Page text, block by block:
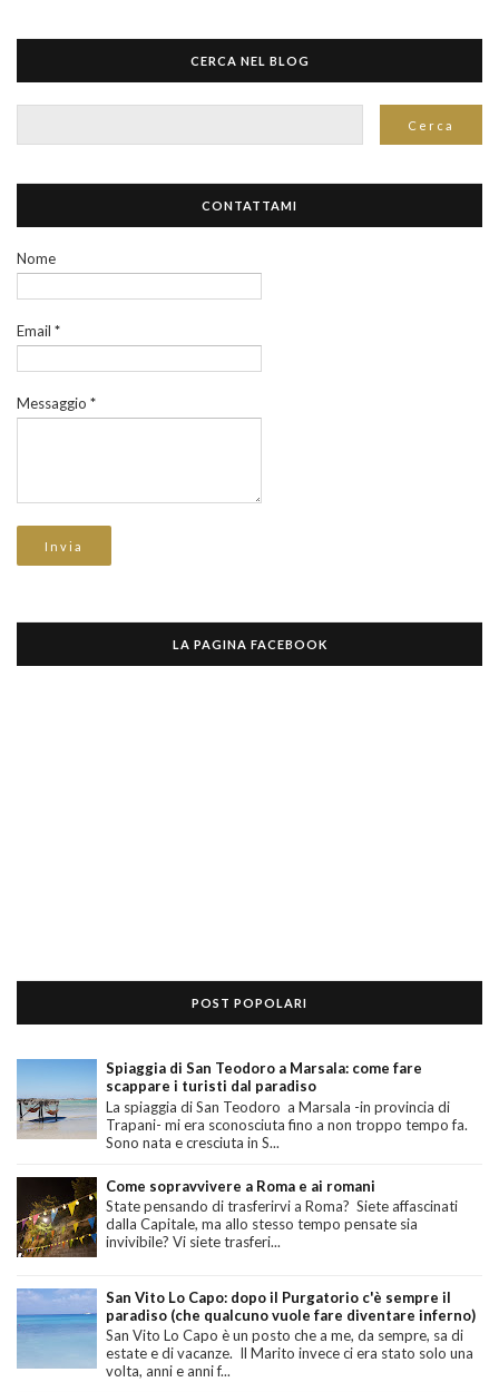
CERCA NEL BLOG
CONTATTAMI
Nome
Email *
Messaggio *
LA PAGINA FACEBOOK
POST POPOLARI
Spiaggia di San Teodoro a Marsala: come fare
scappare i turisti dal paradiso
La spiaggia di San Teodoro a Marsala -in provincia di
Trapani- mi era sconosciuta fino a non troppo tempo fa.
Sono nata e cresciuta in S...
Come sopravvivere a Roma e ai romani
State pensando di trasferirvi a Roma? Siete affascinati
dalla Capitale, ma allo stesso tempo pensate sia
invivibile? Vi siete trasferi...
San Vito Lo Capo: dopo il Purgatorio c'è sempre il
paradiso (che qualcuno vuole fare diventare inferno)
San Vito Lo Capo è un posto che a me, da sempre, sa di
estate e di vacanze. Il Marito invece ci era stato solo una
volta, anni e anni f...